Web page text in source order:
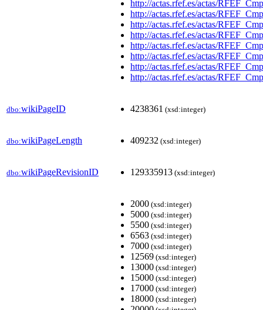
http://actas.rfef.es/actas/
http://actas.rfef.es/actas/
http://actas.rfef.es/actas/
http://actas.rfef.es/actas/
http://actas.rfef.es/actas/
http://actas.rfef.es/actas/
http://actas.rfef.es/actas/
http://actas.rfef.es/actas/
dbo:wikiPageID 4238361 (xsd:integer)
dbo:wikiPageLength 409232 (xsd:integer)
dbo:wikiPageRevisionID 129335913 (xsd:integer)
2000 (xsd:integer)
5000 (xsd:integer)
5500 (xsd:integer)
6563 (xsd:integer)
7000 (xsd:integer)
12569 (xsd:integer)
13000 (xsd:integer)
15000 (xsd:integer)
17000 (xsd:integer)
18000 (xsd:integer)